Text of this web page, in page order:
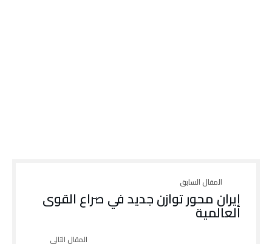
إيران محور توازن جديد في صراع القوى
العالمية